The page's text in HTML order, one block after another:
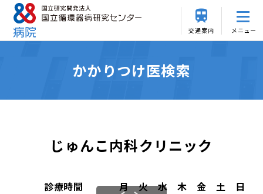
交通案内 メニュー
かかりつけ医検索
じゅんこ内科クリニック
診療時間 月 火 水 木 金 土
日